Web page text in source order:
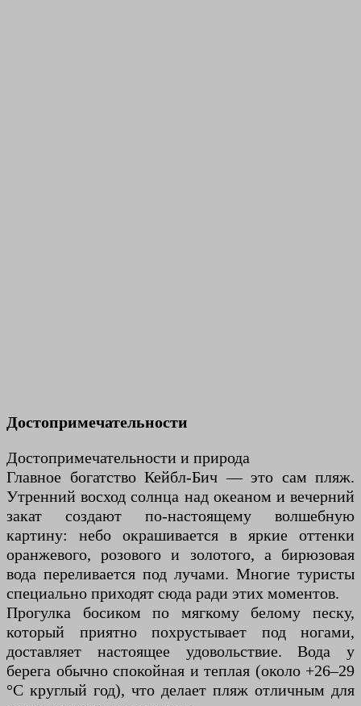
Достопримечательности
Достопримечательности и природа
Главное богатство Кейбл-Бич — это сам пляж.
Утренний восход солнца над океаном и вечерний
закат создают по-настоящему волшебную
картину: небо окрашивается в яркие оттенки
оранжевого, розового и золотого, а бирюзовая
вода переливается под лучами. Многие туристы
специально приходят сюда ради этих моментов.
Прогулка босиком по мягкому белому песку,
который приятно похрустывает под ногами,
доставляет настоящее удовольствие. Вода у
берега обычно спокойная и теплая (около +26–29
°C круглый год), что делает пляж отличным для